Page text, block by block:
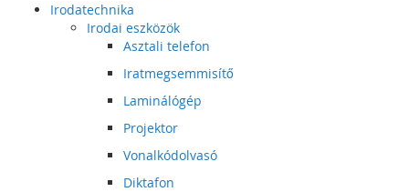
Irodatechnika
Irodai eszközök
Asztali telefon
Iratmegsemmisítő
Laminálógép
Projektor
Vonalkódolvasó
Diktafon